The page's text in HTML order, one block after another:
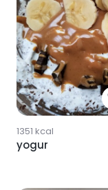
1351 kcal
yogur